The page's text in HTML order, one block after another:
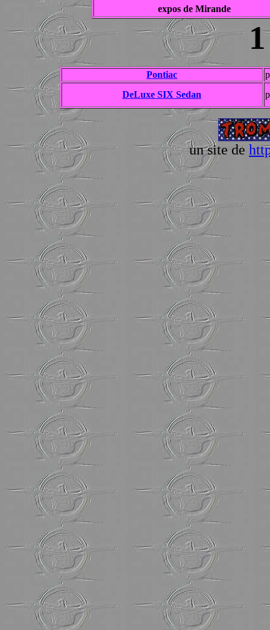
expos de Mirande
Pontiac
DeLuxe SIX Sedan
un site de